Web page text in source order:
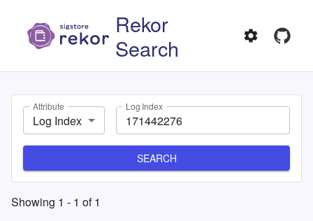
Rekor
Search
Attribute
Log Index
Log Index
SEARCH
Showing 1 - 1 of1